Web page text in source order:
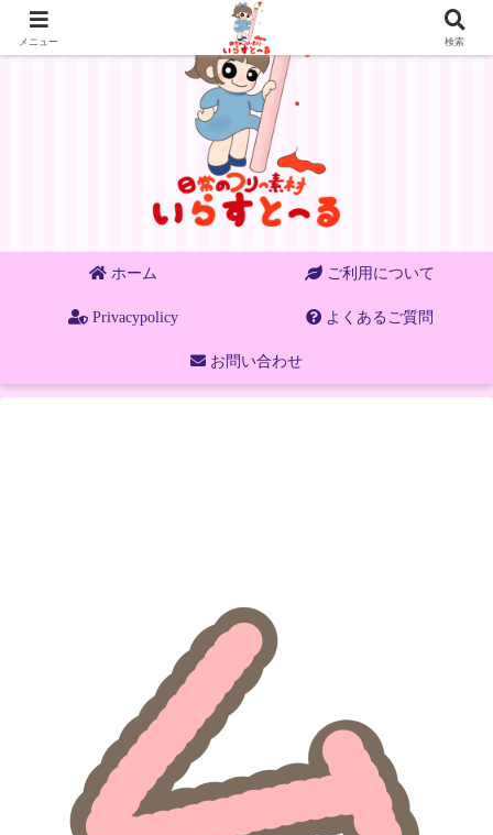
ホーム ご利用について
Privacypolicy よくあるご質問
お問い合わせ
メニュー 検索